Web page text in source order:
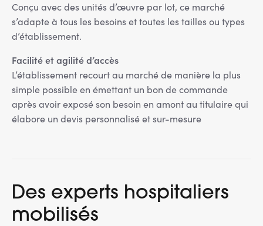
Conçu avec des unités d’œuvre par lot, ce marché
s’adapte à tous les besoins et toutes les tailles ou types
d’établissement.
Facilité et agilité d’accès
L’établissement recourt au marché de manière la plus
simple possible en émettant un bon de commande
après avoir exposé son besoin en amont au titulaire qui
élabore un devis personnalisé et sur-mesure
Des experts hospitaliers
mobilisés